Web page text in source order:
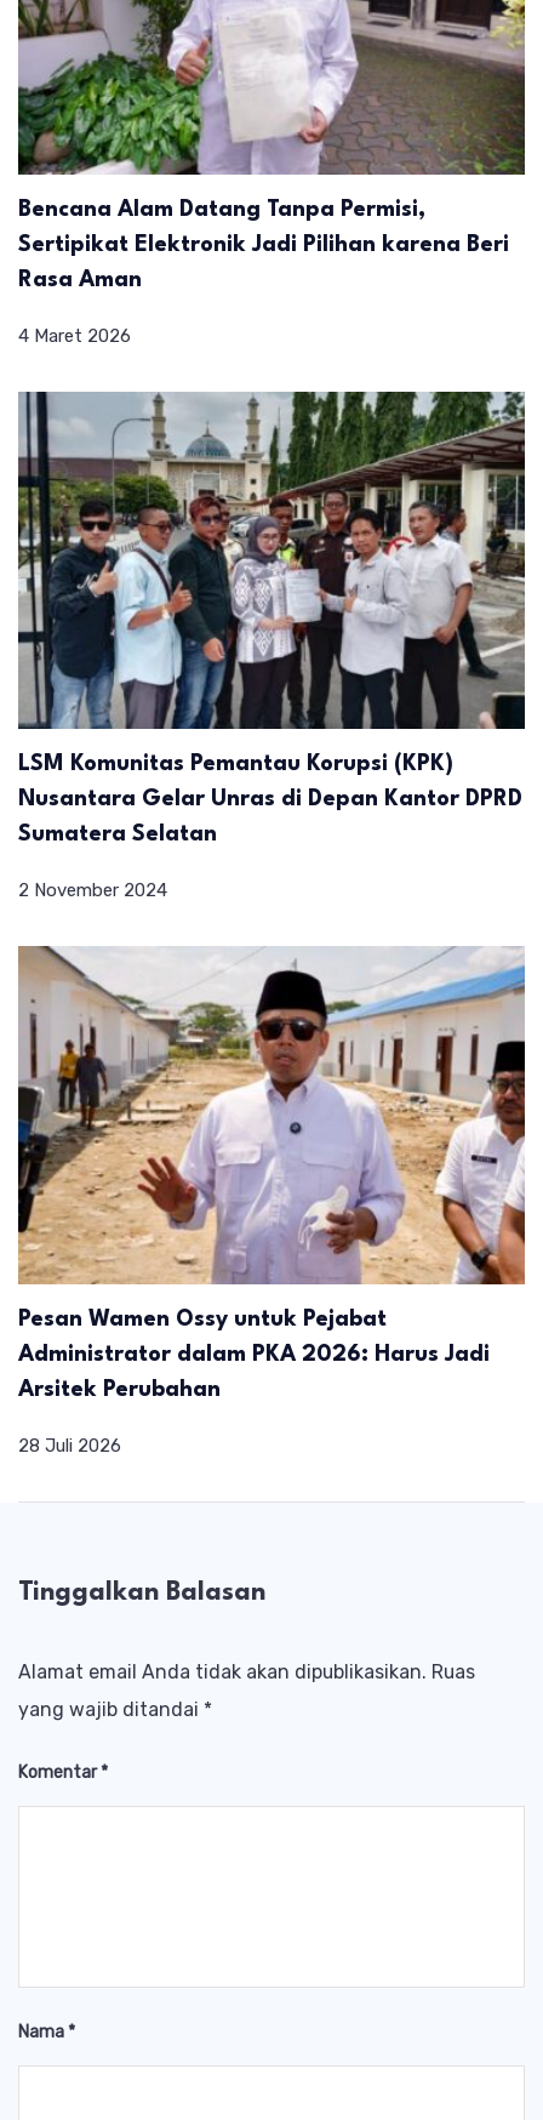
Bencana Alam Datang Tanpa Permisi,
Sertipikat Elektronik Jadi Pilihan karena Beri
Rasa Aman
4 Maret 2026
LSM Komunitas Pemantau Korupsi (KPK)
Nusantara Gelar Unras di Depan Kantor DPRD
Sumatera Selatan
2 November 2024
Pesan Wamen Ossy untuk Pejabat
Administrator dalam PKA 2026: Harus Jadi
Arsitek Perubahan
28 Juli 2026
Tinggalkan Balasan
Alamat email Anda tidak akan dipublikasikan. Ruas
yang wajib ditandai *
Komentar*
Nama*